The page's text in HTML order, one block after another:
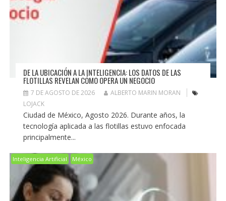
DE LA UBICACIÓN A LA INTELIGENCIA: LOS DATOS DE LAS
FLOTILLAS REVELAN CÓMO OPERA UN NEGOCIO
7 DE AGOSTO DE 2026
ALBERTO MARIN MORAN
LOJACK
Ciudad de México, Agosto 2026. Durante años, la
tecnología aplicada a las flotillas estuvo enfocada
principalmente...
Inteligencia Artificial México